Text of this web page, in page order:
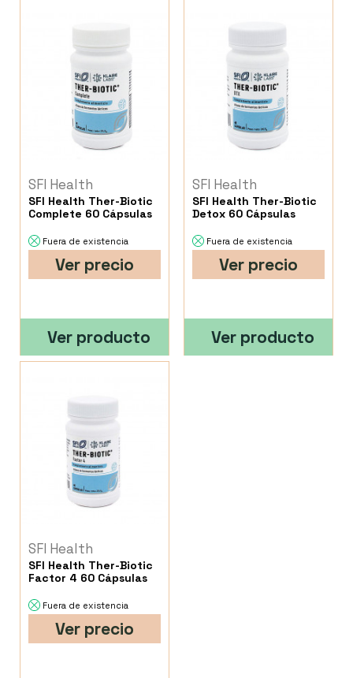
SFI Health
SFI Health Ther-Biotic
Complete 60 Cápsulas
Fuera de existencia
Ver precio
Ver producto
SFI Health
SFI Health Ther-Biotic
Detox 60 Cápsulas
Fuera de existencia
Ver precio
Ver producto
SFI Health
SFI Health Ther-Biotic
Factor 4 60 Cápsulas
Fuera de existencia
Ver precio